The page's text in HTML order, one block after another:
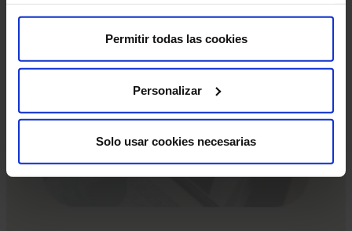
Permitir todas las cookies
Personalizar
Solo usar cookies necesarias
como en cualquier procedimiento médico, existe una
mínima posibilidad de incidencia.